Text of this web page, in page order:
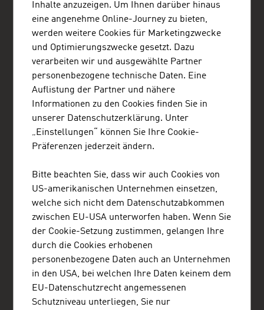
Stauffenbergstraße 1
10785 Berlin
Deutschland
+49 30 25 75 75-0
berlin@advantageaustria.org
Follow us on LinkedIn!
www.advantageaustria.org/de
Österreichisches Generalkonsulat - Handelsabteilung
ADVANTAGE AUSTRIA München
Deutschland
+49 89 24 29 14-0
muenchen@advantageaustria.org
Follow us on LinkedIn!
www.advantageaustria.org/de
ADVANTAGE AUSTRIA Düsseldorf
Österreichische Handelsdelegation Düsseldorf
40221 Düsseldorf
Inhalte anzuzeigen. Um Ihnen darüber hinaus
eine angenehme Online-Journey zu bieten,
werden weitere Cookies für Marketingzwecke
und Optimierungszwecke gesetzt. Dazu
verarbeiten wir und ausgewählte Partner
personenbezogene technische Daten. Eine
Auflistung der Partner und nähere
Informationen zu den Cookies finden Sie in
unserer Datenschutzerklärung. Unter
„Einstellungen“ können Sie Ihre Cookie-
Präferenzen jederzeit ändern.
Bitte beachten Sie, dass wir auch Cookies von
US-amerikanischen Unternehmen einsetzen,
welche sich nicht dem Datenschutzabkommen
zwischen EU-USA unterworfen haben. Wenn Sie
der Cookie-Setzung zustimmen, gelangen Ihre
durch die Cookies erhobenen
personenbezogene Daten auch an Unternehmen
in den USA, bei welchen Ihre Daten keinem dem
EU-Datenschutzrecht angemessenen
Schutzniveau unterliegen, Sie nur